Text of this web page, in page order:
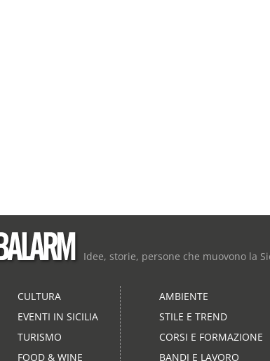
Idee, storie, persone che muovono la
CULTURA
EVENTI IN SICILIA
TURISMO
FOOD & WINE
AMBIENTE
STILE E TREND
CORSI E FORMAZIONE
BANDI E LAVORO